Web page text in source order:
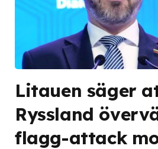
Litauen säger
Ryssland
flagg-attack